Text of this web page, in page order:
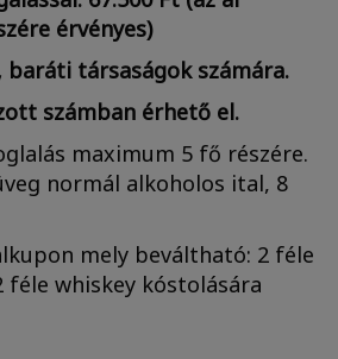
érvényes)
baráti társaságok számára.
számban érhető el.
maximum 5 fő részére.
normál alkoholos ital, 8
mely beváltható: 2 féle
whiskey kóstolására